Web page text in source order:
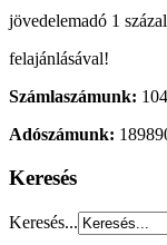
jövedelemadó 1
felajánlásával!
Számlaszámunk:
Adószámunk:
Keresés
Keresés...